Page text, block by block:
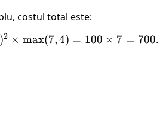
costul total este:
)2 × max(7,4) = 100 × 7 = 700.